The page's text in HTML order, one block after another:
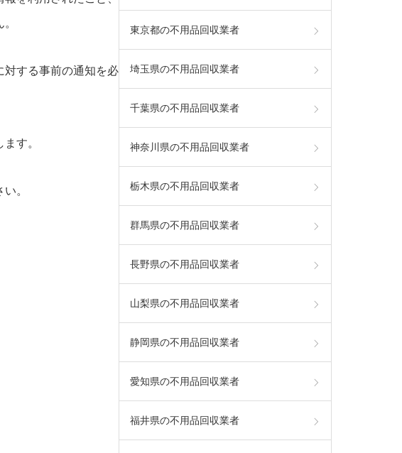
対する事前の通知を必
す。
。
東京都の不用品回収業者
埼玉県の不用品回収業者
千葉県の不用品回収業者
神奈川県の不用品回収業者
栃木県の不用品回収業者
群馬県の不用品回収業者
長野県の不用品回収業者
山梨県の不用品回収業者
静岡県の不用品回収業者
愛知県の不用品回収業者
福井県の不用品回収業者